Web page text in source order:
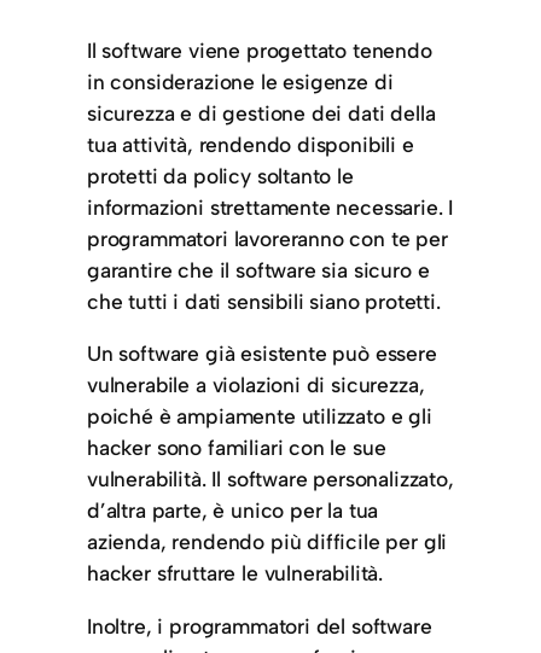
Il software viene progettato tenendo
in considerazione le esigenze di
sicurezza e di gestione dei dati della
tua attività, rendendo disponibili e
protetti da policy soltanto le
informazioni strettamente necessarie. I
programmatori lavoreranno con te per
garantire che il software sia sicuro e
che tutti i dati sensibili siano protetti.
Un software già esistente può essere
vulnerabile a violazioni di sicurezza,
poiché è ampiamente utilizzato e gli
hacker sono familiari con le sue
vulnerabilità. Il software personalizzato,
d’altra parte, è unico per la tua
azienda, rendendo più difficile per gli
hacker sfruttare le vulnerabilità.
Inoltre, i programmatori del software